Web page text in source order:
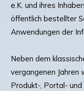
e.K. und ihres
öffentlich bestellter
Anwendungen der
Neben dem
vergangenen Jahren
Produkt-, Portal-